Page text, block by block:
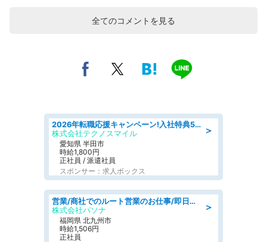
全てのコメントを見る
＞
2026年転職応援キャンペーン!入社特典58万円/デンソーで働こう!自動車工場で小型部品の検査業務 denso aichi
株式会社テクノスマイル
愛知県 半田市
時給1,800円
正社員 / 派遣社員
スポンサー：求人ボックス
＞
営業/商社でのルート営業のお仕事/即日勤務可/車通勤可/営業
株式会社パソナ
福岡県 北九州市
時給1,506円
正社員